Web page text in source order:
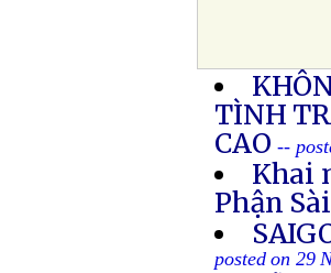
TÌNH
CAO--
Khai
Phận
posted on 29